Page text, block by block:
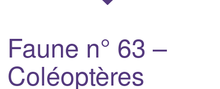
Faune n° 63 –
Coléoptères